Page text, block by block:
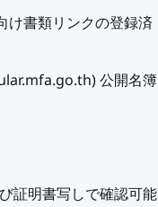
け書類リンクの登録済
公開名簿
証明書写しで確認可能